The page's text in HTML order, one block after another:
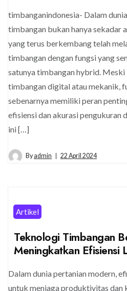
timbanganindonesia- Dalam
timbangan bukan hanya sekadar
yang terus berkembang telah
timbangan dengan fungsi yang
satunya timbangan hybrid.
timbangan digital atau mekanik,
sebenarnya memiliki peran
efisiensi dan akurasi
ini […]
By admin 22 April 2024
Artikel
Teknologi Timbangan
Meningkatkan Efisiensi
Dalam dunia pertanian modern,
untuk menjaga produktivitas dan